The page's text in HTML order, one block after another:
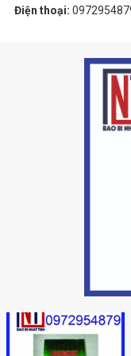
Điện thoại: